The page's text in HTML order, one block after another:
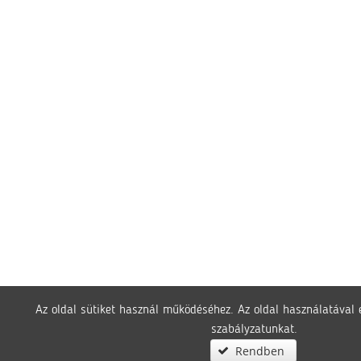
Az oldal sütiket használ működéséhez. Az oldal használatával
szabályzatunkat.
Rendben